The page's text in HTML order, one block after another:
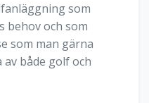
som
behov och som
som man gärna
både golf och